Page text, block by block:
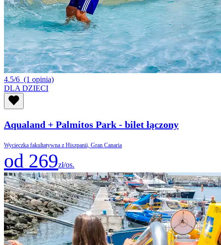
4.5/6 (1 opinia)
DLA DZIECI
Aqualand + Palmitos Park - bilet łączony
Wycieczka fakultatywna z Hiszpanii, Gran Canaria
od 269zł/os.